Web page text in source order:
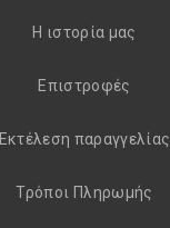
H ιστορία μας
Eπιστροφές
Εκτέλεση παραγγελίας
Τρόποι Πληρωμής